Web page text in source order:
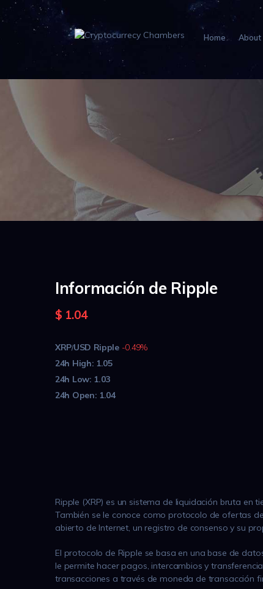
Home About
Información de Ripple
$ 1.04
XRP/USD Ripple -0.49%
24h High: 1.05
24h Low: 1.03
24h Open: 1.04
Ripple (XRP) es un sistema de liquidación bruta en
También se le conoce como protocolo de ofertas
abierto de Internet, un registro de consenso y su
El protocolo de Ripple se basa en una base de
le permite hacer pagos, intercambios y
transacciones a través de moneda de transacción